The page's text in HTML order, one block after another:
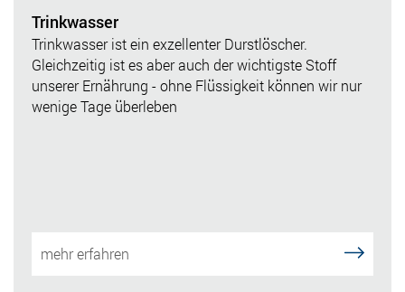
Trinkwasser
Trinkwasser ist ein exzellenter Durstlöscher.
Gleichzeitig ist es aber auch der wichtigste Stoff
unserer Ernährung - ohne Flüssigkeit können wir nur
wenige Tage überleben
mehr erfahren